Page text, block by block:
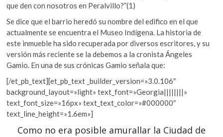
que den con nosotros en Peralvillo?”(1)
Se dice que el barrio heredó su nombre del edifico en el que
actualmente se encuentra el Museo Indígena. La historia de
este inmueble ha sido recuperada por diversos escritores, y su
versión más reciente se la debemos a la cronista Ángeles
Gamio. En una de sus crónicas Gamio señala que:
[/et_pb_text][et_pb_text _builder_version=»3.0.106″
background_layout=»light» text_font=»Georgia||||||||»
text_font_size=»16px» text_text_color=»#000000″
text_line_height=»1.6em»]
Como no era posible amurallar la Ciudad de